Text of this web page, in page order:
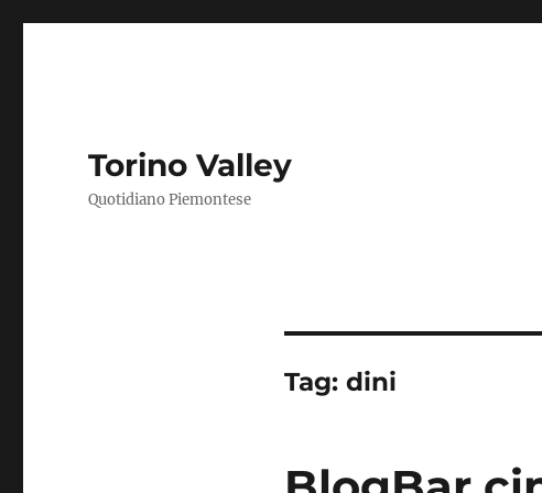
Torino Valley
Quotidiano Piemontese
Tag: dini